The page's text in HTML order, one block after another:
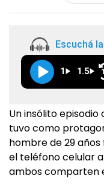
Escuchá
1 1.5
Un insólito
tuvo como
hombre de 29
el teléfono celular
ambos comparten